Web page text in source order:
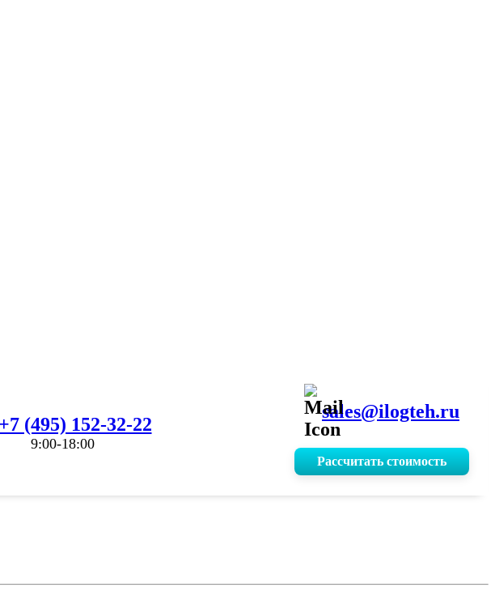
+7 (495) 152-32-22
9:00-18:00
sales@ilogteh.ru
Рассчитать стоимость